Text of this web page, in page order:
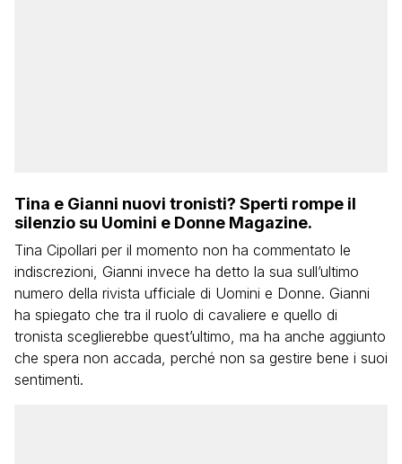
Tina e Gianni nuovi tronisti? Sperti rompe il
silenzio su Uomini e Donne Magazine.
Tina Cipollari per il momento non ha commentato le
indiscrezioni, Gianni invece ha detto la sua sull’ultimo
numero della rivista ufficiale di Uomini e Donne. Gianni
ha spiegato che tra il ruolo di cavaliere e quello di
tronista sceglierebbe quest’ultimo, ma ha anche aggiunto
che spera non accada, perché non sa gestire bene i suoi
sentimenti.